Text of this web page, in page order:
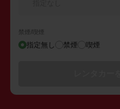
禁煙/喫煙
指定無し 禁煙 喫煙